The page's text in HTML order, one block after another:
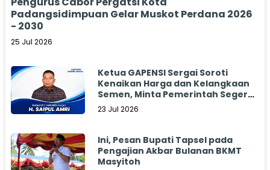
Padangsidimpuan Gelar Muskot Perdana 2026
- 2030
25 Jul 2026
Ketua GAPENSI Sergai Soroti
Kenaikan Harga dan Kelangkaan
Semen, Minta Pemerintah Segera
Bertindak
23 Jul 2026
Ini, Pesan Bupati Tapsel pada
Pengajian Akbar Bulanan BKMT
Masyitoh